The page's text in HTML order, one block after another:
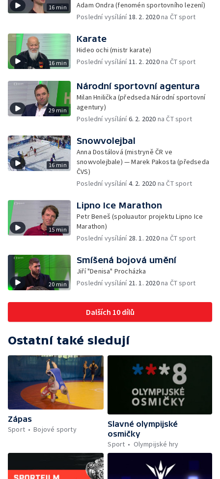
16 min
Adam Ondra (fenomén sportovního lezení)
Poslední vysílání18. 2. 2020na ČT sport
16 min
Karate
Hideo ochi (mistr karate)
Poslední vysílání11. 2. 2020na ČT sport
29 min
Národní sportovní agentura
Milan Hnilička (předseda Národní sportovní
agentury)
Poslední vysílání6. 2. 2020 na ČT sport
16 min
Snowvolejbal
Anna Dostálová (mistryně ČR ve
snowvolejbale) — Marek Pakosta (předseda
ČVS)
Poslední vysílání4. 2. 2020 na ČT sport
15 min
Lipno Ice Marathon
Petr Beneš (spoluautor projektu Lipno Ice
Marathon)
Poslední vysílání 28. 1. 2020na ČT sport
20 min
Smíšená bojová umění
Jiří "Denisa" Procházka
Poslední vysílání 21. 1. 2020na ČT sport
Dalších 10 dílů
Ostatní také sledují
Zápas
Sport
Bojové sporty
Slavné olympijské
osmičky
Sport
Olympijské hry